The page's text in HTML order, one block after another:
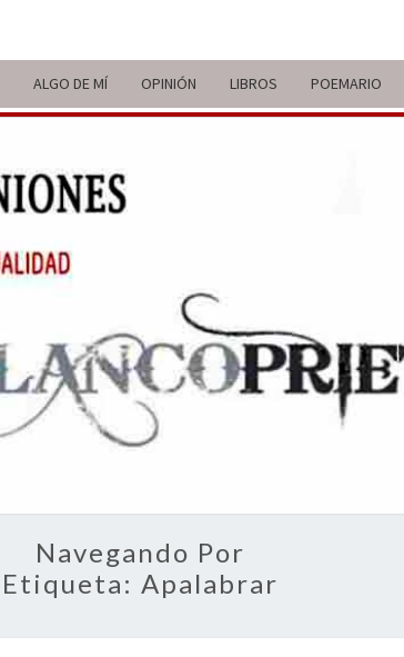
ALGO DE MÍ OPINIÓN LIBROS POEMARIO
DE
BREVE
RECORRIDO
VITAL Y
COMENTARIOS
ACTUALIDAD
Navegando Por
Etiqueta: Apalabrar